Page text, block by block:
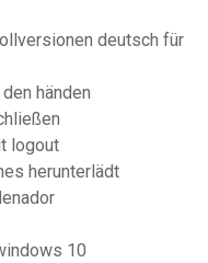
deutsch für
händen
logout
herunterlädt
10